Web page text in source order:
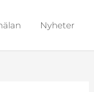
Nyheter